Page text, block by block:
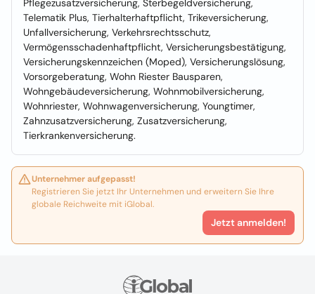
Pflegezusatzversicherung, Sterbegeldversicherung,
Telematik Plus, Tierhalterhaftpflicht, Trikeversicherung,
Unfallversicherung, Verkehrsrechtsschutz,
Vermögensschadenhaftpflicht, Versicherungsbestätigung,
Versicherungskennzeichen (Moped), Versicherungslösung,
Vorsorgeberatung, Wohn Riester Bausparen,
Wohngebäudeversicherung, Wohnmobilversicherung,
Wohnriester, Wohnwagenversicherung, Youngtimer,
Zahnzusatzversicherung, Zusatzversicherung,
Tierkrankenversicherung.
Unternehmer aufgepasst!
Registrieren Sie jetzt Ihr Unternehmen und erweitern Sie Ihre
globale Reichweite mit iGlobal.
Jetzt anmelden!